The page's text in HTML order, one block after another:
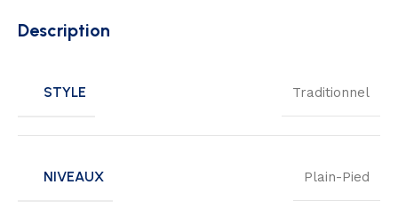
Description
STYLE Traditionnel
NIVEAUX Plain-Pied